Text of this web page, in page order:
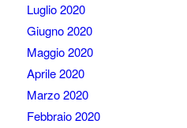
Luglio 2020
Giugno 2020
Maggio 2020
Aprile 2020
Marzo 2020
Febbraio 2020